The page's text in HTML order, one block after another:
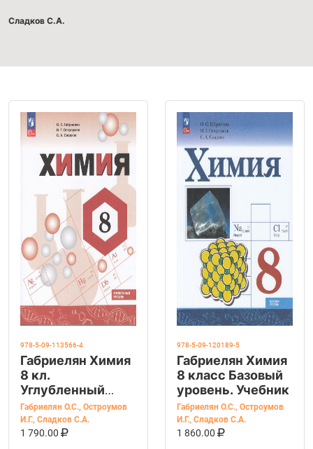
Сладков С.А.
978-5-09-113566-4
Габриелян Химия
8 кл.
Углубленный
уровень. Учебник
Габриелян О.С., Остроумов
И.Г., Сладков С.А.
1 790.00
В КОРЗИНУ
978-5-09-120189-5
Габриелян Химия
8 класс Базовый
уровень. Учебник
Габриелян О.С., Остроумов
И.Г., Сладков С.А.
1 860.00
В КОРЗИНУ